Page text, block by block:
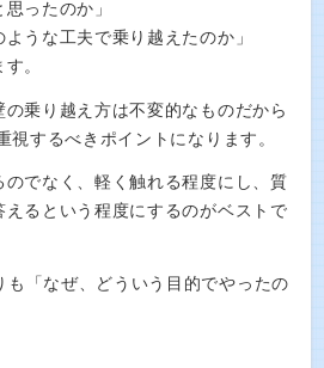
ったのか」
ような工夫で乗り越えたのか」
。
乗り越え方は不変的なものだから
視するべきポイントになります。
でなく、軽く触れる程度にし、質
えるという程度にするのがベストで